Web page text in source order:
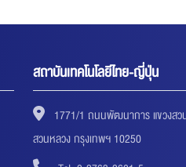
สถาบันเทคโนโลยีไทย-ญี่ปุ่น
1771/1 ถนนพัฒนาการ แขวงสว
สวนหลวง กรุงเทพฯ 10250